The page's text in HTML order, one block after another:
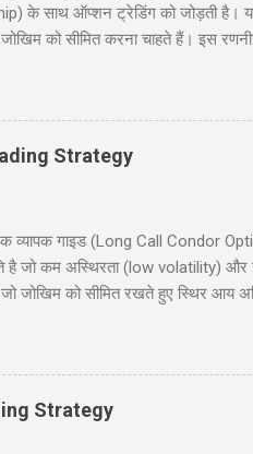
के साथ ऑप्शन ट्रेडिंग को जोड़ती है।
को सीमित करना चाहते हैं। इस
व्यापारियों के लिए उपयोगी होगी,
1. परिचय (Introduction)
Strategy
व्यापक गाइड (Long Call Condor
जो कम अस्थिरता (low volatility) और
जोखिम को सीमित रखते हुए स्थिर आय
का उदाहरण, रणनीति के चार
चाहे आप नौसिखिया हों या अनुभवी
Strategy